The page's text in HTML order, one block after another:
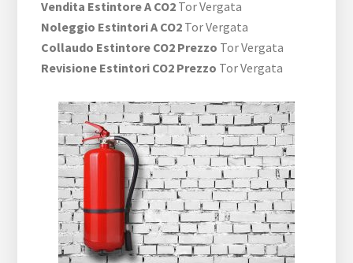
Vendita Estintore A CO2 Tor Vergata
Noleggio Estintori A CO2 Tor Vergata
Collaudo Estintore CO2 Prezzo Tor Vergata
Revisione Estintori CO2 Prezzo Tor Vergata